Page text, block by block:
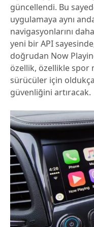
güncellendi. Bu
uygulamaya aynı
navigasyonlarını
yeni bir API
doğrudan Now
özellik, özellikle spor
sürücüler için
güvenliğini artıracak.